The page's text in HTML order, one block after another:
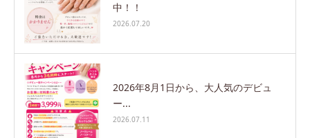
中！！
2026.07.20
2026年8月1日から、大人気のデビュ
ー...
2026.07.11